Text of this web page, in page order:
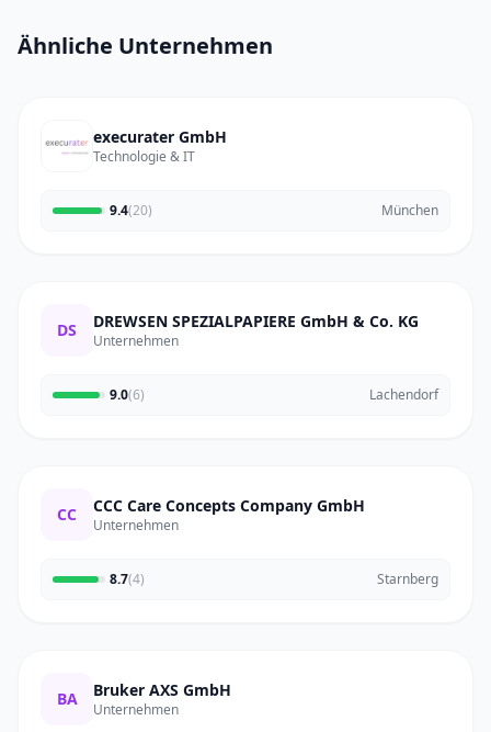
Ähnliche Unternehmen
execurater GmbH
Technologie & IT
9.4(20) München
DS DREWSEN SPEZIALPAPIERE GmbH & Co. KG
Unternehmen
9.0(6) Lachendorf
CC CCC Care Concepts Company GmbH
Unternehmen
8.7(4) Starnberg
BA Bruker AXS GmbH
Unternehmen